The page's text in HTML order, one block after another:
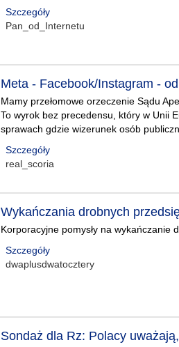
Szczegóły
Pan_od_Internetu
Meta - Facebook/Instagram -
Mamy przełomowe orzeczenie Sądu
To wyrok bez precedensu, który w Unii
sprawach gdzie wizerunek osób
Szczegóły
real_scoria
Wykańczania drobnych
Korporacyjne pomysły na wykańczanie
Szczegóły
dwaplusdwatocztery
Sondaż dla Rz: Polacy